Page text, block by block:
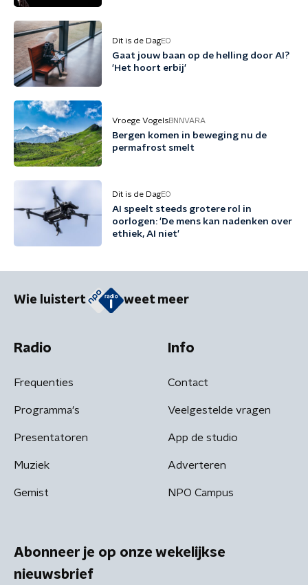
Dit is de DagEO
Gaat jouw baan op de helling door AI?
'Het hoort erbij'
Vroege VogelsBNNVARA
Bergen komen in beweging nu de
permafrost smelt
Dit is de DagEO
AI speelt steeds grotere rol in
oorlogen: 'De mens kan nadenken over
ethiek, AI niet'
Wie luistert weet meer
Radio
Frequenties
Programma's
Presentatoren
Muziek
Gemist
Info
Contact
Veelgestelde vragen
App de studio
Adverteren
NPO Campus
Abonneer je op onze wekelijkse
nieuwsbrief